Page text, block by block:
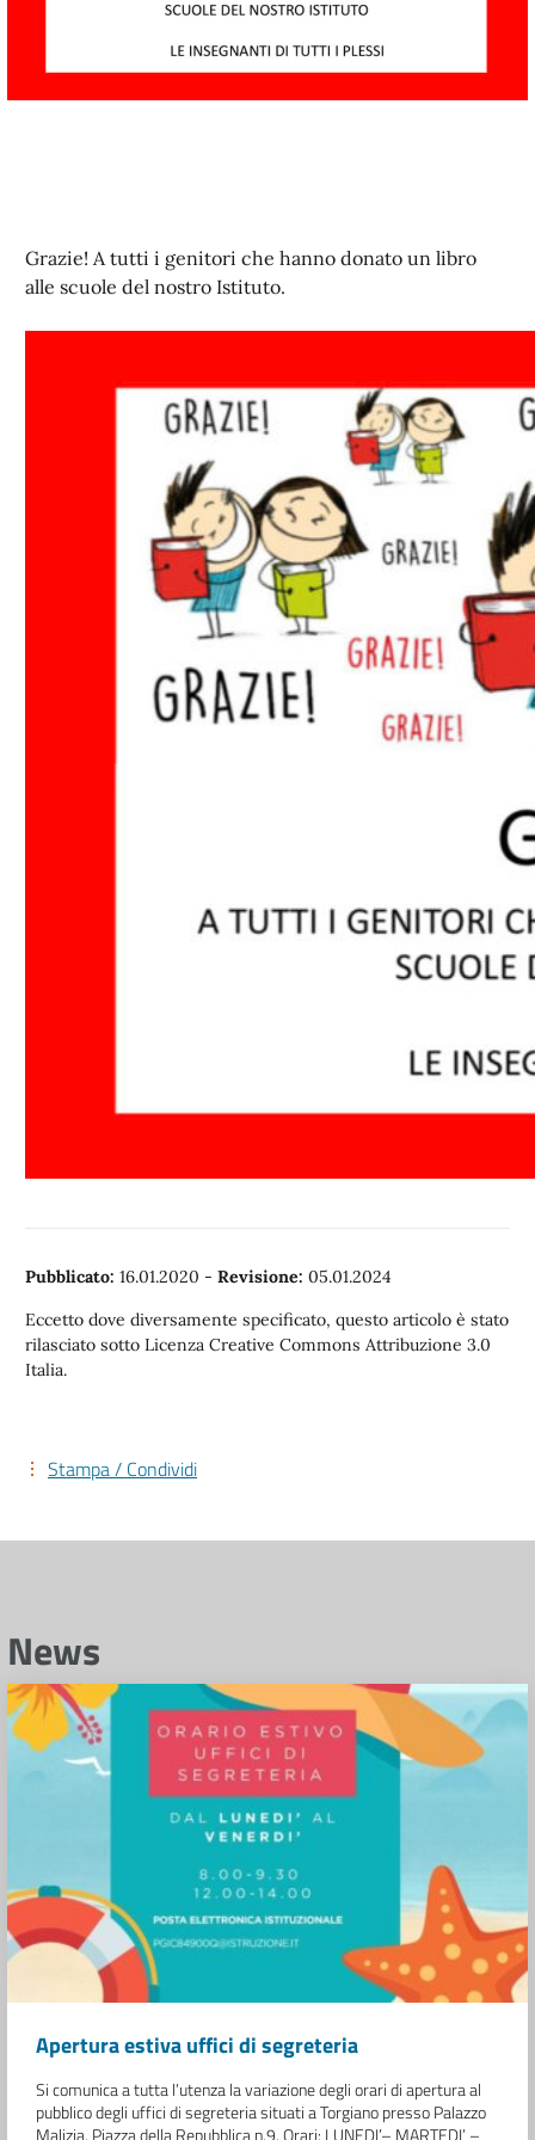
Grazie! A tutti i genitori che hanno donato un libro
alle scuole del nostro Istituto.
Pubblicato: 16.01.2020 - Revisione: 05.01.2024
Eccetto dove diversamente specificato, questo articolo è stato
rilasciato sotto Licenza Creative Commons Attribuzione 3.0
Italia.
Stampa / Condividi
News
Apertura estiva uffici di segreteria
Si comunica a tutta l’utenza la variazione degli orari di apertura al
pubblico degli uffici di segreteria situati a Torgiano presso Palazzo